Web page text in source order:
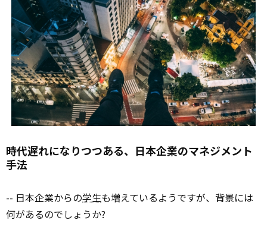
時代遅れになりつつある、日本企業のマネジメント
手法
-- 日本企業からの学生も増えているようですが、背景には
何があるのでしょうか?